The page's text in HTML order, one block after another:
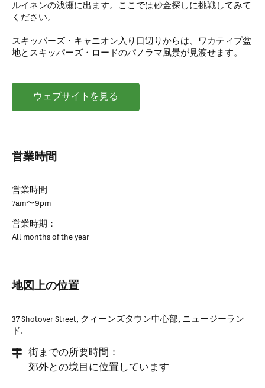
ルイネンの浅瀬に出ます。ここでは砂金探しに挑戦してみて
ください。
スキッパーズ・キャニオン入り口辺りからは、ワカティプ盆
地とスキッパーズ・ロードのパノラマ風景が見渡せます。
ウェブサイトを見る
営業時間
営業時間
7am〜9pm
営業時期：
All months of the year
地図上の位置
37 Shotover Street, クィーンズタウン中心部, ニュージーラン
ド.
街までの所要時間：
郊外との境目に位置しています